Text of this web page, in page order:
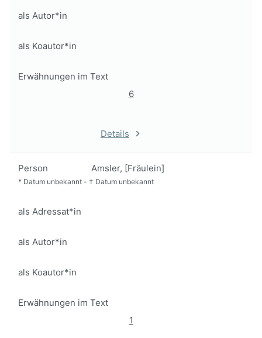
als Autor*in
als Koautor*in
Erwähnungen im Text
6
Details
Person Amsler, [Fräulein]
* Datum unbekannt - † Datum unbekannt
als Adressat*in
als Autor*in
als Koautor*in
Erwähnungen im Text
1